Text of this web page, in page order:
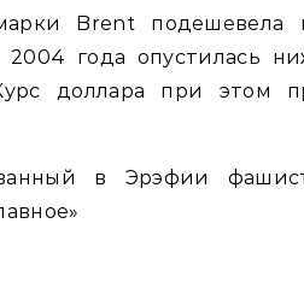
Brent подешевела
года опустилась
доллара при этом
в Эрэфии